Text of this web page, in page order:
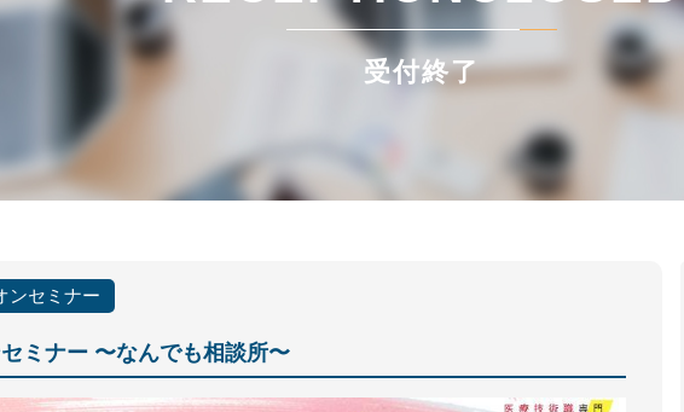
受付終了
ンセミナー
ミナー 〜なんでも相談所〜